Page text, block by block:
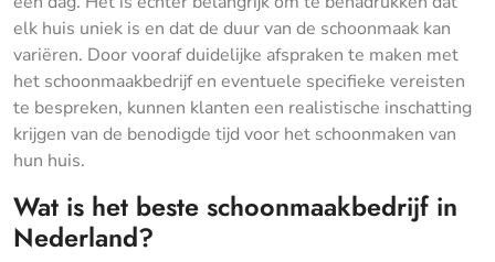
elk huis uniek is en dat de duur van de schoonmaak kan
variëren. Door vooraf duidelijke afspraken te maken met
het schoonmaakbedrijf en eventuele specifieke vereisten
te bespreken, kunnen klanten een realistische inschatting
krijgen van de benodigde tijd voor het schoonmaken van
hun huis.
Wat is het beste schoonmaakbedrijf in
Nederland?